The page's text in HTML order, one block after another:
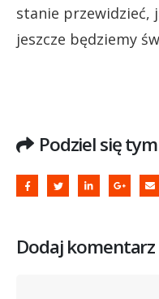
stanie przewidzieć,
jeszcze będziemy
Podziel się
Dodaj komentarz